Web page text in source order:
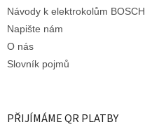
Návody k elektrokolům BOSCH
Napište nám
O nás
Slovník pojmů
PŘIJÍMÁME QR PLATBY